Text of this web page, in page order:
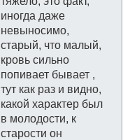
иногда даже
невыносимо,
старый, что малый,
кровь сильно
попивает бывает ,
тут как раз и видно,
какой характер был
в молодости, к
старости он